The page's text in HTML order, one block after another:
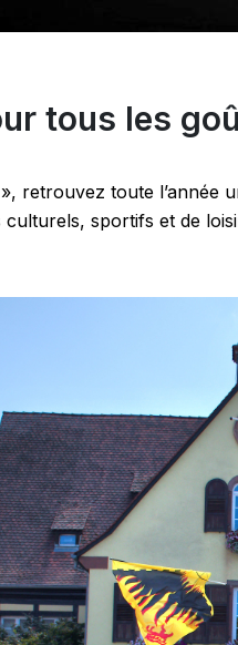
tous les
retrouvez toute l’année
culturels, sportifs et de